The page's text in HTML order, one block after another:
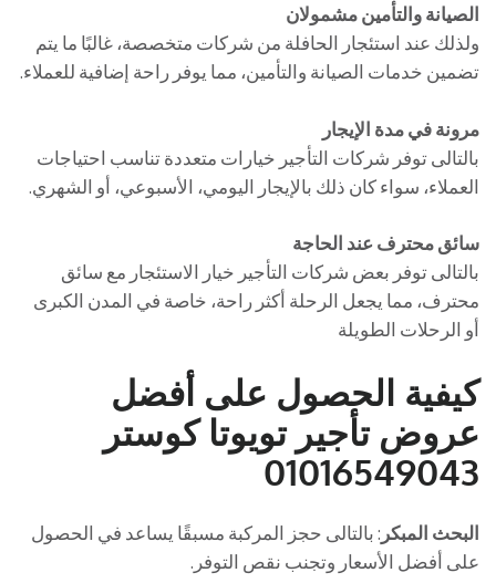
الصيانة والتأمين مشمولان
ولذلك عند استئجار الحافلة من شركات متخصصة، غالبًا ما يتم
تضمين خدمات الصيانة والتأمين، مما يوفر راحة إضافية للعملاء.
مرونة في مدة الإيجار
بالتالى توفر شركات التأجير خيارات متعددة تناسب احتياجات
العملاء، سواء كان ذلك بالإيجار اليومي، الأسبوعي، أو الشهري.
سائق محترف عند الحاجة
بالتالى توفر بعض شركات التأجير خيار الاستئجار مع سائق
محترف، مما يجعل الرحلة أكثر راحة، خاصة في المدن الكبرى
أو الرحلات الطويلة
كيفية الحصول على أفضل
عروض تأجير تويوتا كوستر
01016549043
البحث المبكر : بالتالى حجز المركبة مسبقًا يساعد في الحصول
على أفضل الأسعار وتجنب نقص التوفر.